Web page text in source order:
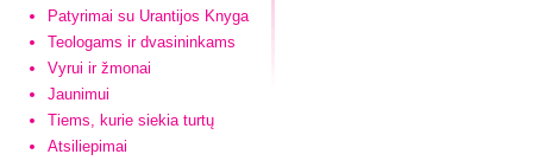
Patyrimai su Urantijos Knyga
Teologams ir dvasininkams
Vyrui ir žmonai
Jaunimui
Tiems, kurie siekia turtų
Atsiliepimai